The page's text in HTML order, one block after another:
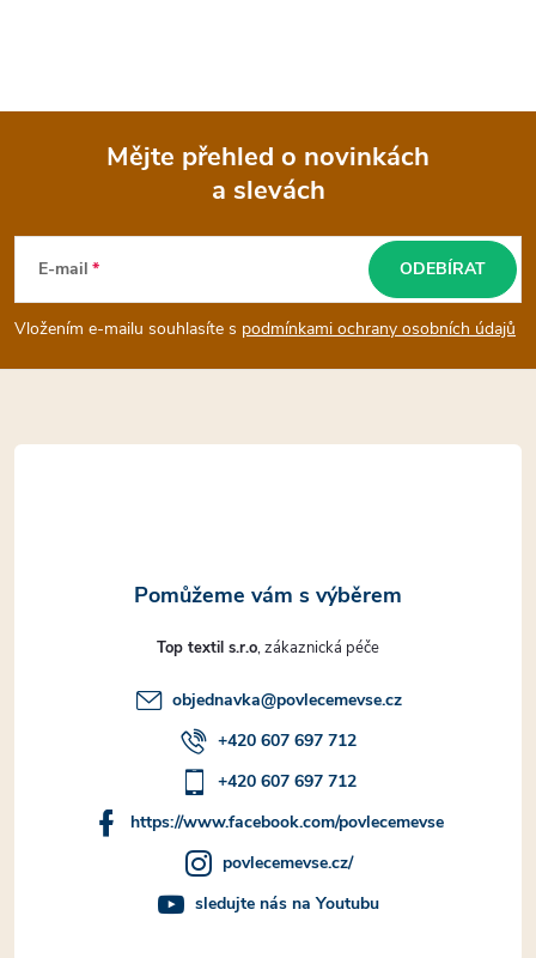
p
y
v
p
p
a
t
Mějte přehled o novinkách
a slevách
E-mail
Vložením e-mailu souhlasíte s podmínkami ochrany osobních údajů
ODEBÍRAT
Top textil s.r.o
objednavka@povlecemevse.cz
+420 607 697 712
+420 607 697 712
https://www.facebook.com/povlecemevse
povlecemevse.cz/
sledujte nás na Youtubu